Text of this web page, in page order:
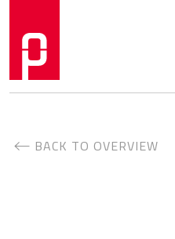
BACK TO OVERVIEW